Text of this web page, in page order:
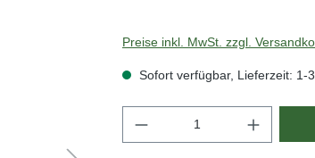
Preise inkl. MwSt. zzgl.
Sofort verfügbar, Lieferzeit: 1-
Produkt Anzahl: